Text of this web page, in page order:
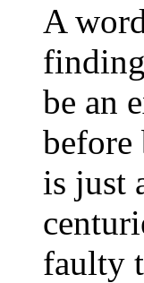
A
be an
before
is just
faulty